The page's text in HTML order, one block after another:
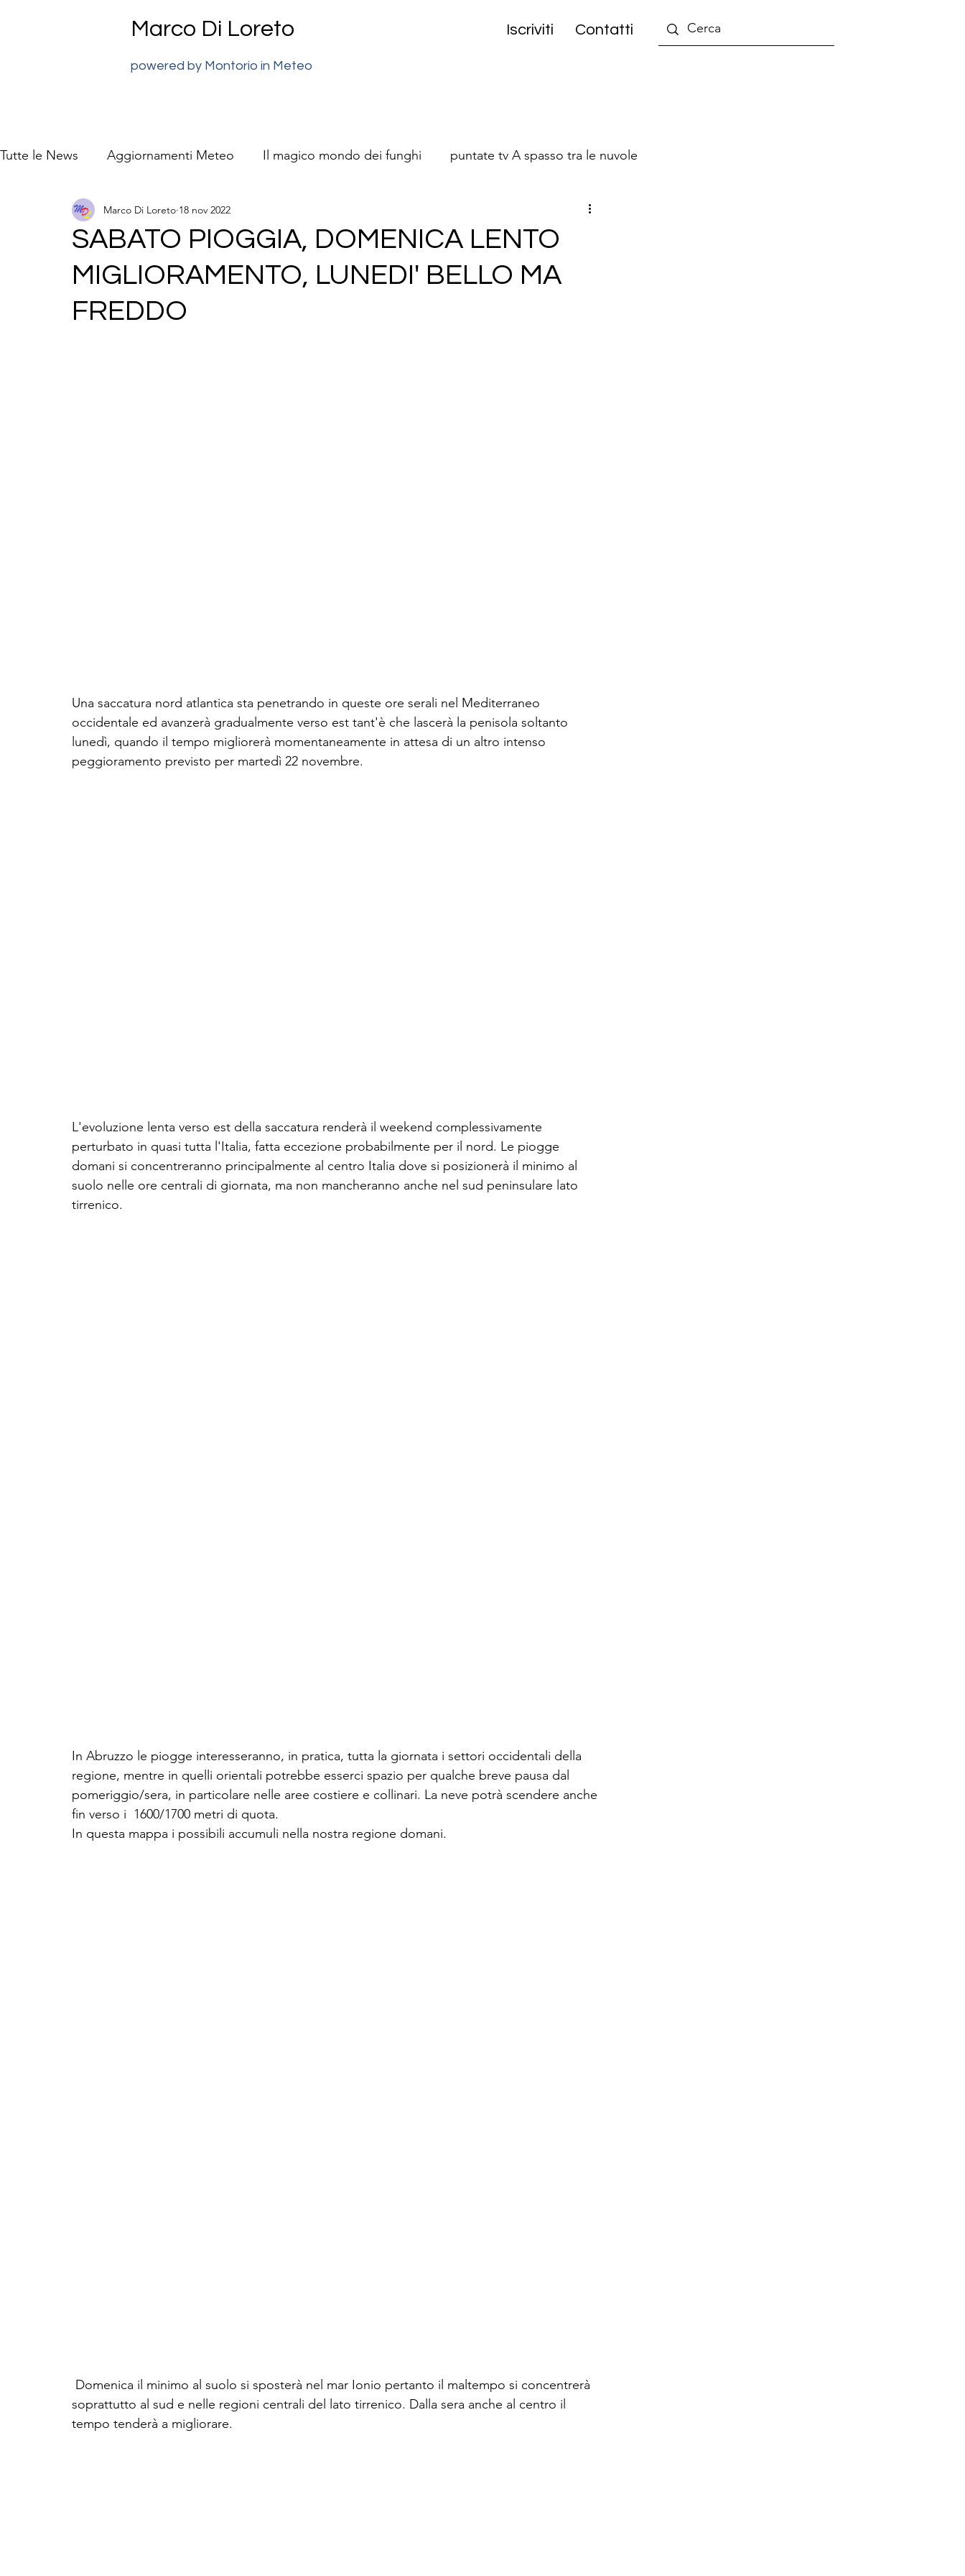
Marco Di Loreto Iscriviti Contatti
powered by Montorio in Meteo
Tutte le News Aggiornamenti Meteo Il magico mondo dei funghi puntate tv A spasso tra le nuvole
previsioni meteo Super J La natura video racconta
SABATO PIOGGIA, DOMENICA LENTO
MIGLIORAMENTO, LUNEDI' BELLO MA
FREDDO
Marco Di Loreto 18 nov 2022
Una saccatura nord atlantica sta penetrando in queste ore serali nel Mediterraneo
occidentale ed avanzerà gradualmente verso est tant'è che lascerà la penisola soltanto
lunedì, quando il tempo migliorerà momentaneamente in attesa di un altro intenso
peggioramento previsto per martedì 22 novembre.
L'evoluzione lenta verso est della saccatura renderà il weekend complessivamente
perturbato in quasi tutta l'Italia, fatta eccezione probabilmente per il nord. Le piogge
domani si concentreranno principalmente al centro Italia dove si posizionerà il minimo al
suolo nelle ore centrali di giornata, ma non mancheranno anche nel sud peninsulare lato
tirrenico.
In Abruzzo le piogge interesseranno, in pratica, tutta la giornata i settori occidentali della
regione, mentre in quelli orientali potrebbe esserci spazio per qualche breve pausa dal
pomeriggio/sera, in particolare nelle aree costiere e collinari. La neve potrà scendere anche
fin verso i  1600/1700 metri di quota.
In questa mappa i possibili accumuli nella nostra regione domani.
soprattutto al sud e nelle regioni centrali del lato tirrenico. Dalla sera anche al centro il
tempo tenderà a migliorare.